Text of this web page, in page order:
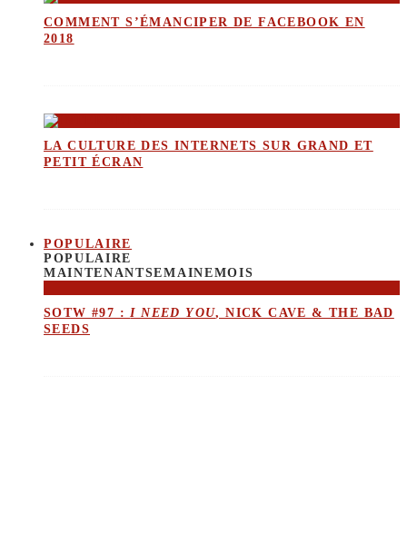
COMMENT S’ÉMANCIPER DE FACEBOOK EN
2018
LA CULTURE DES INTERNETS SUR GRAND ET
PETIT ÉCRAN
POPULAIRE
POPULAIRE
MAINTENANTSEMAINEMOIS
SOTW #97 :I NEED YOU, NICK CAVE & THE BAD
SEEDS